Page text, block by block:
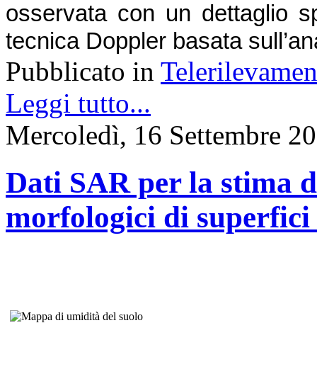
osservata con un dettaglio
tecnica Doppler basata
Pubblicato in
Leggi tutto...
Mercoledì, 16 Settembre
Dati SAR per la stima
morfologici di superfici